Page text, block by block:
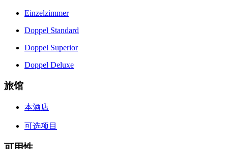
Einzelzimmer
Doppel Standard
Doppel Superior
Doppel Deluxe
旅馆
本酒店
可选项目